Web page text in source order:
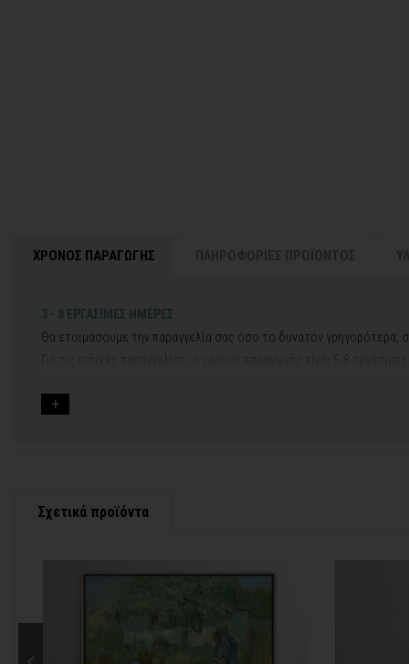
ΧΡΟΝΟΣ ΠΑΡΑΓΩΓΗΣ
3 - 8 ΕΡΓΑΣΙΜΕΣ ΗΜΕΡΕΣ
Θα ετοιμάσουμε την παραγγελία σας όσο το δυνατόν γρηγορότερα,
Εάν η αποστολή πραγματοποιείται κατά τη διάρκεια μεγάλων
Σχετικά προϊόντα